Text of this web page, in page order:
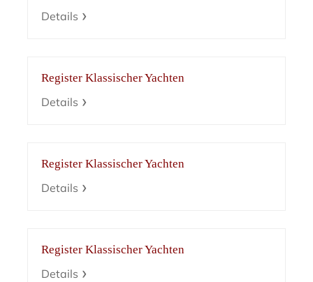
Details
Register Klassischer Yachten
Details
Register Klassischer Yachten
Details
Register Klassischer Yachten
Details